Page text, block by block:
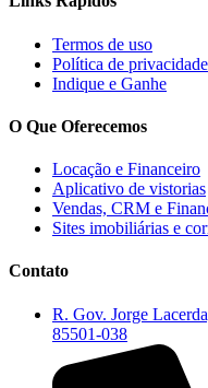
Termos de uso
Política de privacidade
Indique e Ganhe
O Que Oferecemos
Locação e Financeiro
Aplicativo de vistorias
Vendas, CRM e
Sites imobiliárias e
Contato
R. Gov. Jorge
85501-038